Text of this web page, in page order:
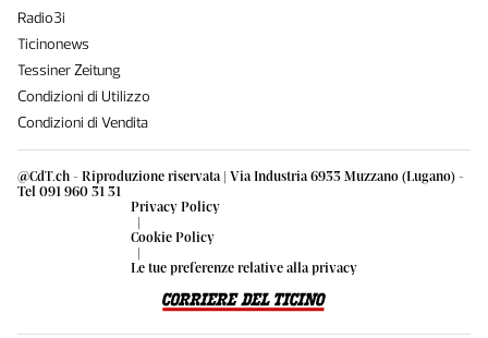
@CdT.ch - Riproduzione riservata | Via Industria 6933 Muzzano (Lugano) -
Tel 091 960 31 31
Privacy Policy
|
Cookie Policy
|
Le tue preferenze relative alla privacy
Radio3i
Ticinonews
Tessiner Zeitung
Condizioni di Utilizzo
Condizioni di Vendita